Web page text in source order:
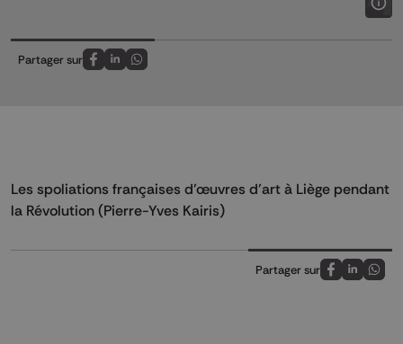
Partager sur
Partagez sur FaceBook
Partagez sur LinkedIn
Partagez sur Whatsapp
Les spoliations françaises d’œuvres d’art à Liège pendant
la Révolution (Pierre-Yves Kairis)
Partager sur
Partagez sur
Partagez